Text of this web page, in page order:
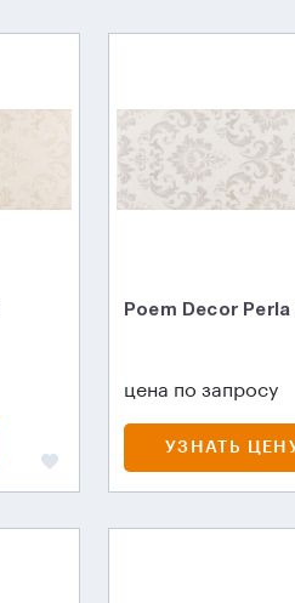
Poem Decor Perla
цена по запросу
УЗНАТЬ